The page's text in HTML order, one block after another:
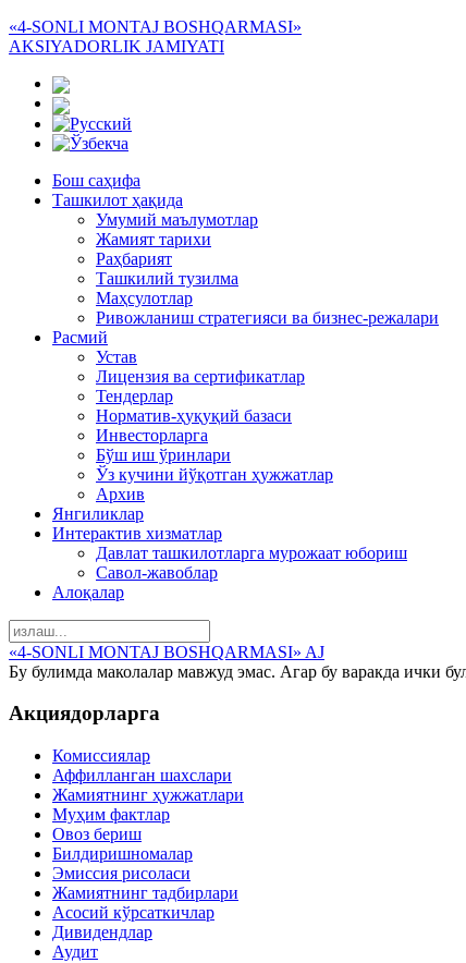
«4-SONLI MONTAJ BOSHQARMASI»
AKSIYADORLIK JAMIYATI
Бош саҳифа
Ташкилот ҳақида
Умумий маълумотлар
Жамият тарихи
Раҳбарият
Ташкилий тузилма
Маҳсулотлар
Ривожланиш стратегияси ва бизнес-режалари
Расмий
Устав
Лицензия ва сертификатлар
Тендерлар
Норматив-ҳуқуқий базаси
Инвесторларга
Бўш иш ўринлари
Ўз кучини йўқотган ҳужжатлар
Архив
Янгиликлар
Интерактив хизматлар
Давлат ташкилотларга мурожаат юбориш
Савол-жавоблар
Алоқалар
«4-SONLI MONTAJ BOSHQARMASI» AJ
Бу булимда маколалар мавжуд эмас. Агар бу варакда ички
Акциядорларга
Комиссиялар
Аффилланган шахслари
Жамиятнинг ҳужжатлари
Муҳим фактлар
Овоз бериш
Билдиришномалар
Эмиссия рисоласи
Жамиятнинг тадбирлари
Асосий кўрсаткичлар
Дивидендлар
Аудит